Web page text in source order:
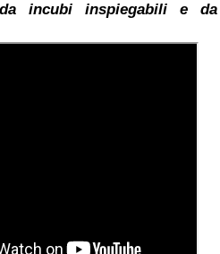
incubi inspiegabili e